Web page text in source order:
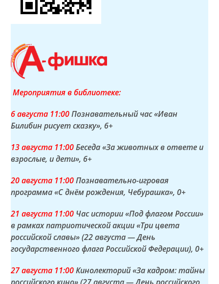
Мероприятия в библиотеке:
6 августа 11:00Познавательный час «Иван
Билибин рисует сказку», 6+
13 августа 11:00Беседа «За животных в ответе и
взрослые, и дети», 6+
20 августа 11:00Познавательно-игровая
программа «С днём рождения, Чебурашка», 0+
21 августа 11:00 Час истории «Под флагом России»
в рамках патриотической акции «Три цвета
российской славы» (22 августа — День
государственного флага Российской Федерации), 0+
27 августа 11:00Кинолекторий «За кадром: тайны